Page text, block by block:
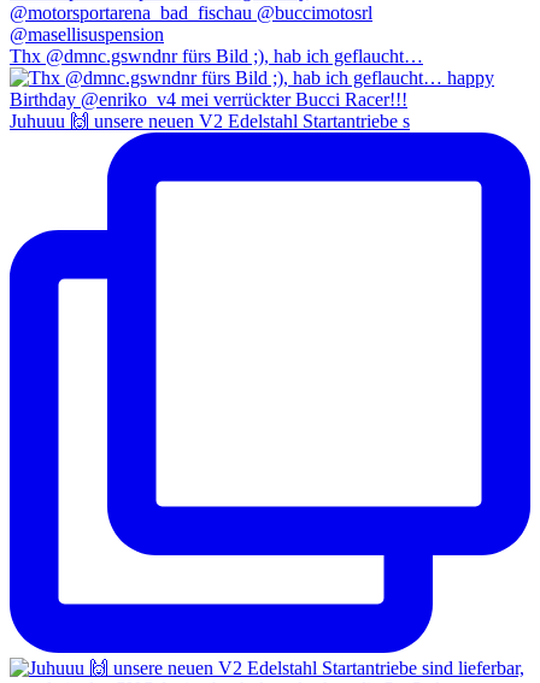
Thx @dmnc.gswndnr fürs Bild ;), hab ich geflaucht…
Juhuuu 🙌 unsere neuen V2 Edelstahl Startantriebe s